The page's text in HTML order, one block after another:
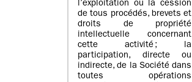
l’exploitation ou la cession
de tous procédés, brevets et
droits de propriété
intellectuelle concernant
cette activité ; la
participation, directe ou
indirecte, de la Société dans
toutes opérations